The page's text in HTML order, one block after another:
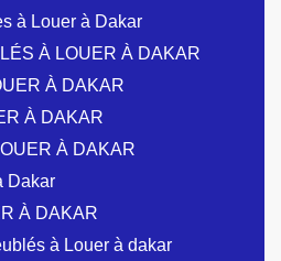
à Louer à Dakar
À LOUER À DAKAR
À DAKAR
À DAKAR
À DAKAR
Dakar
À DAKAR
à Louer à dakar